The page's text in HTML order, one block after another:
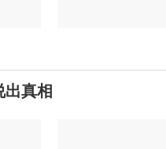
出真相